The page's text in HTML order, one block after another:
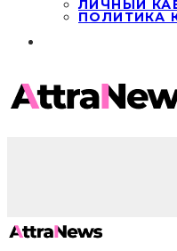
ЛИЧНЫЙ
ПОЛИТИКА